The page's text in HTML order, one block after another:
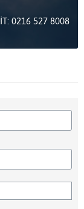
0216 527 8008